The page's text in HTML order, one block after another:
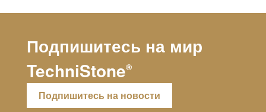
Подпишитесь на мир
TechniStone®
Подпишитесь на новости